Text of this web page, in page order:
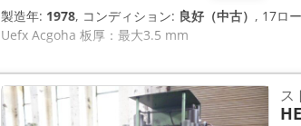
製造年: 1978, コンディション: 良好（中古） , 17ロ
Uefx Acgoha 板厚：最大3.5 mm
ス